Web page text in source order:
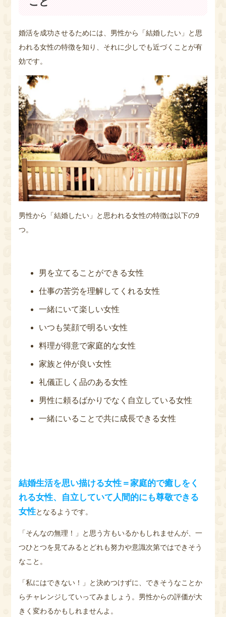
婚活を成功させるためには、男性から「結婚したい」と思
われる女性の特徴を知り、それに少しでも近づくことが有
効です。
男性から「結婚したい」と思われる女性の特徴は以下の9
つ。
男を立てることができる女性
仕事の苦労を理解してくれる女性
一緒にいて楽しい女性
いつも笑顔で明るい女性
料理が得意で家庭的な女性
家族と仲が良い女性
礼儀正しく品のある女性
男性に頼るばかりでなく自立している女性
一緒にいることで共に成長できる女性
結婚生活を思い描ける女性＝家庭的で癒しをく
れる女性、自立していて人間的にも尊敬できる
女性となるようです。
「そんなの無理！」と思う方もいるかもしれませんが、一
つひとつを見てみるとどれも努力や意識次第ではできそう
なこと。
「私にはできない！」と決めつけずに、できそうなことか
らチャレンジしていってみましょう。男性からの評価が大
きく変わるかもしれませんよ。